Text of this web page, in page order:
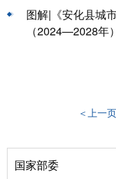
图解|《安化县城
（2024—2028年
＜上一页
国家部委